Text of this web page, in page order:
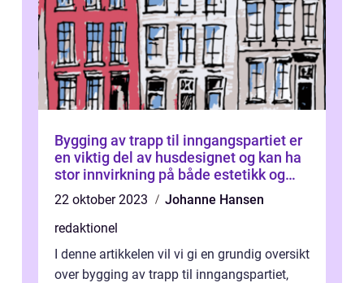
Bygging av trapp til inngangspartiet er
en viktig del av husdesignet og kan ha
stor innvirkning på både estetikk og
funksjonalitet
22 oktober 2023
Johanne Hansen
redaktionel
I denne artikkelen vil vi gi en grundig oversikt
over bygging av trapp til inngangspartiet,